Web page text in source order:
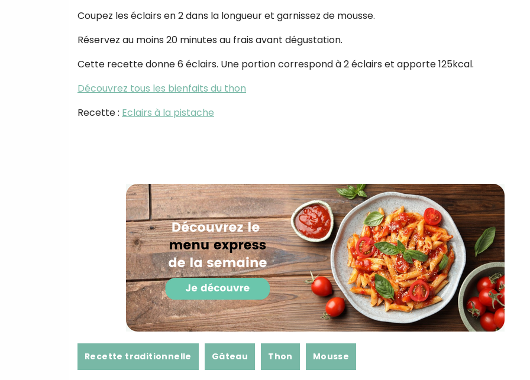
Coupez les éclairs en 2 dans la longueur et garnissez de mousse.
Réservez au moins 20 minutes au frais avant dégustation.
Cette recette donne 6 éclairs. Une portion correspond à 2 éclairs et apporte 125kcal.
Découvrez tous les bienfaits du thon
Recette : Eclairs à la pistache
Recette traditionnelle Gâteau Thon Mousse
envoyer votre newsletter contenant des offres
personnalisées. Vous pourrez vous désinscrire en